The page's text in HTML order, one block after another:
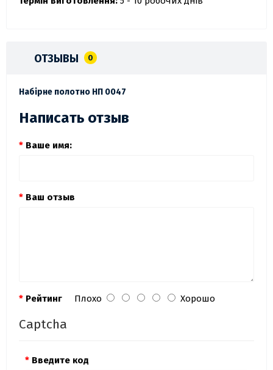
ОТЗЫВЫ 0
Набірне полотно НП 0047
Написать отзыв
Ваше имя:
Ваш отзыв
Рейтинг Плохо Хорошо
Captcha
Введите код